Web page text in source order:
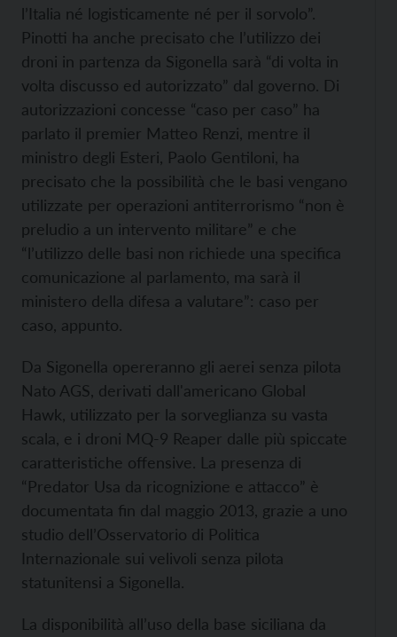
l’Italia né logisticamente né per il sorvolo”.
Pinotti ha anche precisato che l’utilizzo dei
droni in partenza da Sigonella sarà “di volta in
volta discusso ed autorizzato” dal governo. Di
autorizzazioni concesse “caso per caso” ha
parlato il premier Matteo Renzi, mentre il
ministro degli Esteri, Paolo Gentiloni, ha
precisato che la possibilità che le basi vengano
utilizzate per operazioni antiterrorismo “non è
preludio a un intervento militare” e che
“l’utilizzo delle basi non richiede una specifica
comunicazione al parlamento, ma sarà il
ministero della difesa a valutare”: caso per
caso, appunto.
Da Sigonella opereranno gli aerei senza pilota
Nato AGS, derivati dall'americano Global
Hawk, utilizzato per la sorveglianza su vasta
scala, e i droni MQ-9 Reaper dalle più spiccate
caratteristiche offensive. La presenza di
“Predator Usa da ricognizione e attacco” è
documentata fin dal maggio 2013, grazie a uno
studio dell’Osservatorio di Politica
Internazionale sui velivoli senza pilota
statunitensi a Sigonella.
La disponibilità all’uso della base siciliana da